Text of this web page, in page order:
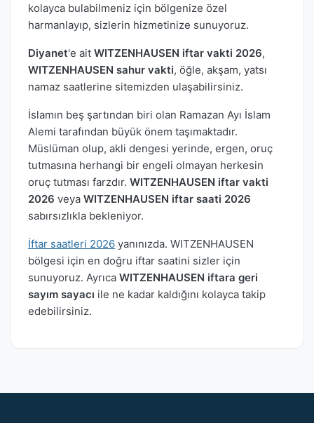
kolayca bulabilmeniz için bölgenize özel
harmanlayıp, sizlerin hizmetinize sunuyoruz.
Diyanet'e ait WITZENHAUSEN iftar vakti 2026,
WITZENHAUSEN sahur vakti, öğle, akşam, yatsı
namaz saatlerine sitemizden ulaşabilirsiniz.
İslamın beş şartından biri olan Ramazan Ayı İslam
Alemi tarafından büyük önem taşımaktadır.
Müslüman olup, akli dengesi yerinde, ergen, oruç
tutmasına herhangi bir engeli olmayan herkesin
oruç tutması farzdır. WITZENHAUSEN iftar vakti
2026 veya WITZENHAUSEN iftar saati 2026
sabırsızlıkla bekleniyor.
İftar saatleri 2026 yanınızda. WITZENHAUSEN
bölgesi için en doğru iftar saatini sizler için
sunuyoruz. Ayrıca WITZENHAUSEN iftara geri
sayım sayacı ile ne kadar kaldığını kolayca takip
edebilirsiniz.